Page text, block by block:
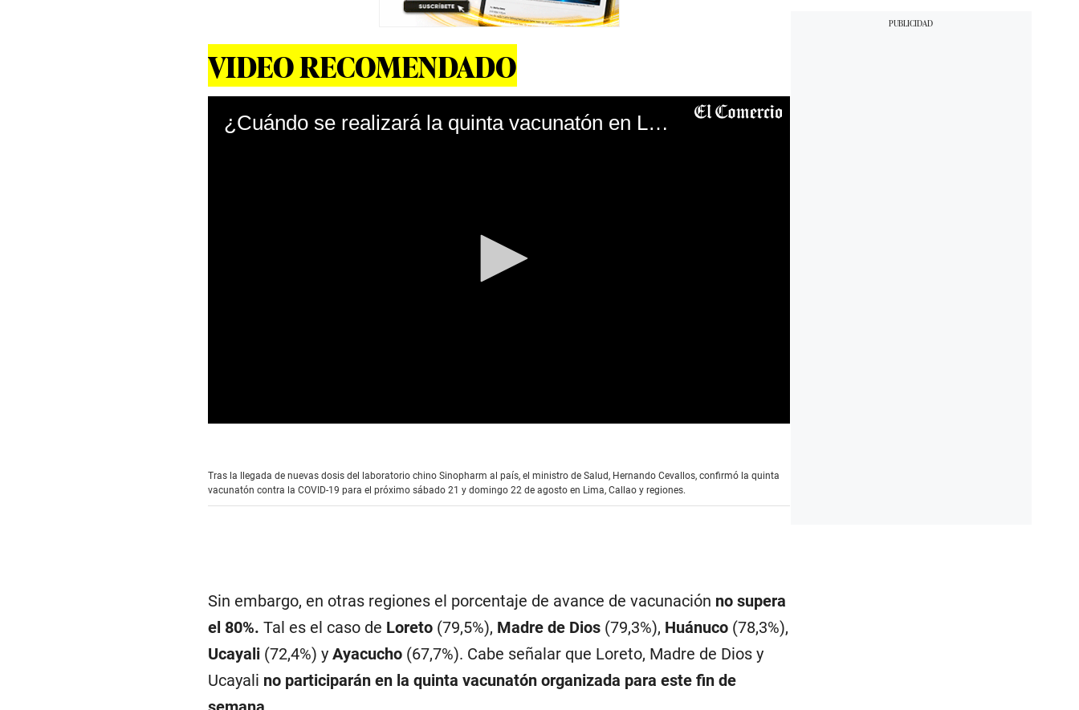
VIDEO RECOMENDADO
¿Cuándo se realizará la quinta vacunatón en Lima, Callao y regiones?
o
n
d
c
o
n
d
s
V
o
l
Tras la llegada de nuevas dosis del laboratorio chino Sinopharm al país, el ministro de Salud, Hernando Cevallos, confirmó la quinta
vacunatón contra la COVID-19 para el próximo sábado 21 y domingo 22 de agosto en Lima, Callao y regiones.
Sin embargo, en otras regiones el porcentaje de avance de vacunación no supera
el 80%. Tal es el caso de Loreto (79,5%), Madre de Dios(79,3%), Huánuco (78,3%),
Ucayali (72,4%) y Ayacucho (67,7%). Cabe señalar que Loreto, Madre de Dios y
Ucayali no participarán en la quinta vacunatón organizada para este fin de